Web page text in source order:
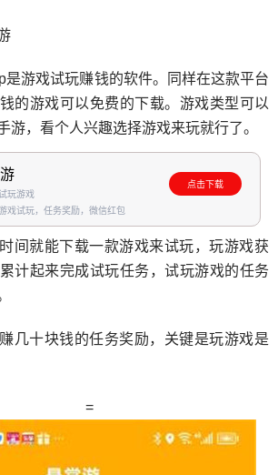
是游戏试玩赚钱的软件。同样在这款平台
的游戏可以免费的下载。游戏类型可以
游，看个人兴趣选择游戏来玩就行了。
玩游戏
戏试玩，任务奖励，微信红包
点击下载
间就能下载一款游戏来试玩，玩游戏获
计起来完成试玩任务，试玩游戏的任务
几十块钱的任务奖励，关键是玩游戏是
=